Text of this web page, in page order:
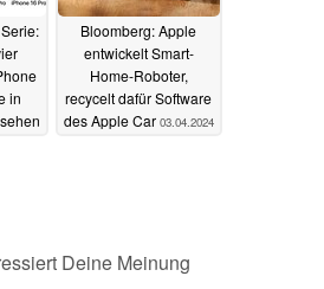
in
Bloomberg: Apple
entwickelt Smart-
Home-Roboter,
recycelt dafür Software
des Apple Car 03.04.2024
Deine Meinung